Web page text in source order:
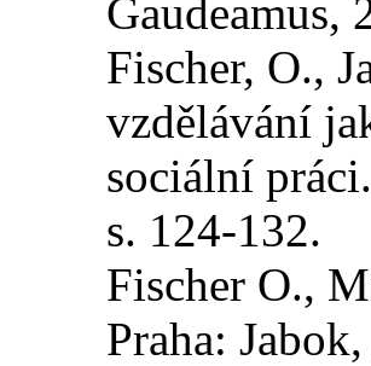
Gaudeamus,
Fischer, O.,
vzdělávání
sociální
s. 124-132.
Fischer O.,
Praha: